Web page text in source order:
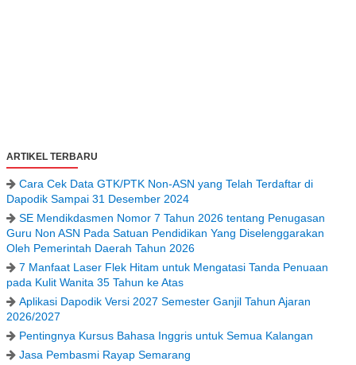
ARTIKEL TERBARU
Cara Cek Data GTK/PTK Non-ASN yang Telah Terdaftar di
Dapodik Sampai 31 Desember 2024
SE Mendikdasmen Nomor 7 Tahun 2026 tentang Penugasan
Guru Non ASN Pada Satuan Pendidikan Yang Diselenggarakan
Oleh Pemerintah Daerah Tahun 2026
7 Manfaat Laser Flek Hitam untuk Mengatasi Tanda Penuaan
pada Kulit Wanita 35 Tahun ke Atas
Aplikasi Dapodik Versi 2027 Semester Ganjil Tahun Ajaran
2026/2027
Pentingnya Kursus Bahasa Inggris untuk Semua Kalangan
Jasa Pembasmi Rayap Semarang